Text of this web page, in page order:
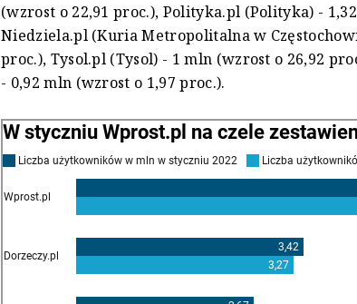
(wzrost o 22,91 proc.), Polityka.pl (Polityka) -
Niedziela.pl (Kuria Metropolitalna w
proc.), Tysol.pl (Tysol) - 1 mln (wzrost o 26,92
- 0,92 mln (wzrost o 1,97 proc.).